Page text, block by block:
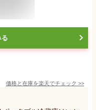
価格と在庫を楽天でチェック >>